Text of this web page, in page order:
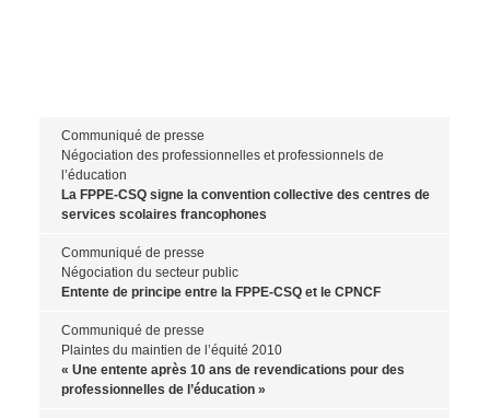
Communiqué de presse
Négociation des professionnelles et professionnels de
l’éducation
La FPPE-CSQ signe la convention collective des centres de
services scolaires francophones
Communiqué de presse
Négociation du secteur public
Entente de principe entre la FPPE-CSQ et le CPNCF
Communiqué de presse
Plaintes du maintien de l’équité 2010
« Une entente après 10 ans de revendications pour des
professionnelles de l’éducation »